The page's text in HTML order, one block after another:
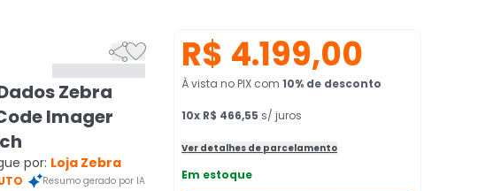

Zebra
Imager
por: Loja Zebra
Resumo gerado por IA
R$ 4.199,00
À vista no PIX com 10% de desconto
10x R$ 466,55 s/ juros
Ver detalhes de parcelamento
Em estoque